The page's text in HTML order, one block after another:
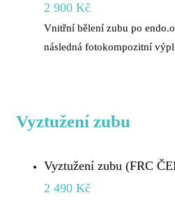
2 900 Kč
Vnitřní bělení zubu po
následná fotokompozitní
Vyztužení zubu
Vyztužení zubu (FRC
2 490 Kč